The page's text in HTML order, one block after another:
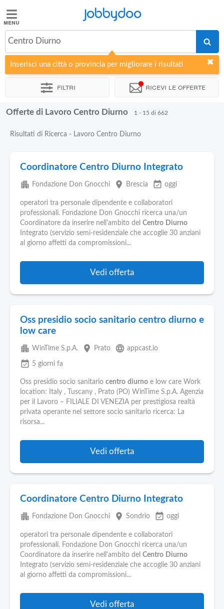
Jobbydoo
Offerte
di
lavoro
Elenco
Blog
Pubblica
Offerte
Jobbydoo
Centro Diurno
Inserisci una città o provincia per migliorare i risultati
Filtri Ricevi le offerte
Offerte di Lavoro Centro Diurno 1 - 15 di 662
Risultati di Ricerca - Lavoro Centro Diurno
Coordinatore Centro Diurno Integrato
apartment Fondazione Don Gnocchi place Brescia event_available oggi
operatori tra personale dipendente e collaboratori
professionali. Fondazione Don Gnocchi ricerca una/un
Coordinatore da inserire nell'ambito del Centro Diurno
Integrato (servizio semi-residenziale che accoglie 30 anziani
al giorno affetti da compromissioni...
Vedi offerta
Oss presidio socio sanitario centro diurno e
low care
apartment WinTime S.p.A. place Prato language appcast.io
event_available 5 giorni fa
Oss presidio socio sanitario centro diurno e low care Work
location: Italy , Tuscany , Prato (PO) WinTime S.p.A. Agenzia
per il Lavoro – FILIALE DI VENEZIA per prestigiosa realtà
privata operante nel settore socio sanitario ricerca: La
risorsa...
Vedi offerta
Coordinatore Centro Diurno Integrato
apartment Fondazione Don Gnocchi place Sondrio event_available oggi
operatori tra personale dipendente e collaboratori
professionali. Fondazione Don Gnocchi ricerca una/un
Coordinatore da inserire nell'ambito del Centro Diurno
Integrato (servizio semi-residenziale che accoglie 30 anziani
al giorno affetti da compromissioni...
Vedi offerta